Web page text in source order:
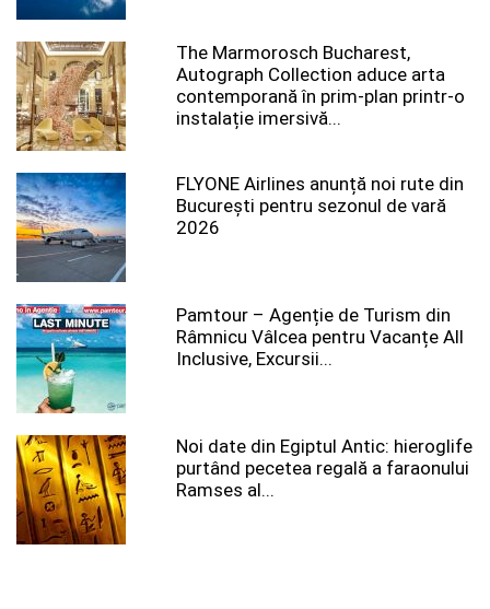
The Marmorosch Bucharest,
Autograph Collection aduce arta
contemporană în prim-plan printr-o
instalație imersivă...
FLYONE Airlines anunță noi rute din
București pentru sezonul de vară
2026
Pamtour – Agenție de Turism din
Râmnicu Vâlcea pentru Vacanțe All
Inclusive, Excursii...
Noi date din Egiptul Antic: hieroglife
purtând pecetea regală a faraonului
Ramses al...